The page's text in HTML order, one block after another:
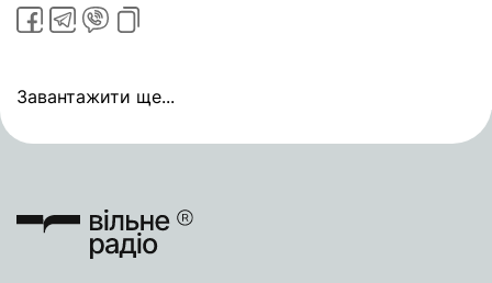
Завантажити ще...